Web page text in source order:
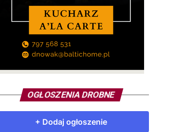
OGŁOSZENIA DROBNE